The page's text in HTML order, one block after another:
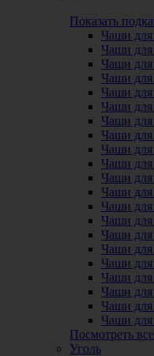
Показать
Чаши для
Чаши для
Чаши для
Чаши для
Чаши для
Чаши для
Чаши для
Чаши
Чаши
Чаши для
Чаши
Чаши для
Чаши для
Чаши
Чаши
Чаши для
Чаши для
Чаши для
Чаши
Чаши
Чаши
Посмотреть
Уголь